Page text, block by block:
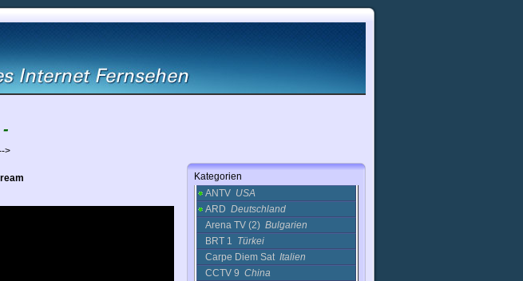
>
Kategorien
Kunst
Magie
Radio
1 Channel
ANTV USA
ARD Deutschland
Arena TV (2) Bulgarien
BRT 1 Türkei
Carpe Diem Sat Italien
CCTV 9 China